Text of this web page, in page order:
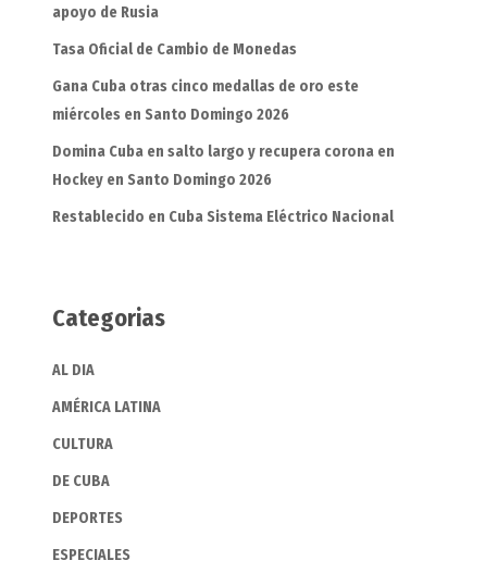
apoyo de Rusia
Tasa Oficial de Cambio de Monedas
Gana Cuba otras cinco medallas de oro este
miércoles en Santo Domingo 2026
Domina Cuba en salto largo y recupera corona en
Hockey en Santo Domingo 2026
Restablecido en Cuba Sistema Eléctrico Nacional
Categorias
AL DIA
AMÉRICA LATINA
CULTURA
DE CUBA
DEPORTES
ESPECIALES